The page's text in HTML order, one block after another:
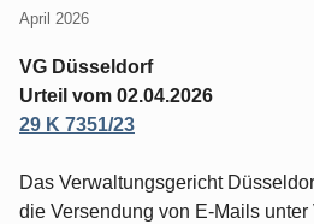
April 2026
VG Düsseldorf
Urteil vom 02.04.2026
29 K 7351/23
Das Verwaltungsgericht
die Versendung von E-Mails